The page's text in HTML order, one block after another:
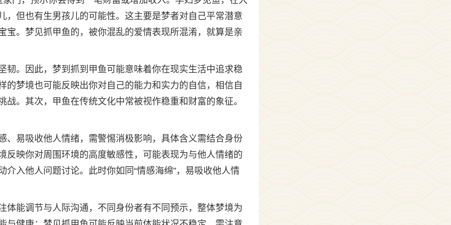
，但也有生男孩儿的可能性。这主要是梦者对自己平常潜意
宝。梦见抓甲鱼的，被你混乱的爱情表现所混淆，就算是亲
韧。因此，梦到抓到甲鱼可能意味着你在现实生活中追求稳
的梦境也可能反映出你对自己的能力和实力的自信，相信自
。其次，甲鱼在传统文化中常被视作稳重和财富的象征。
、易吸收他人情绪，需警惕消极影响，具体含义需结合身份
反映你对周围环境的高度敏感性，可能表现为与他人情绪的
入他人问题讨论。此时你如同“情感海绵”，易吸收他人情
体能调节与人际沟通，不同身份者有不同预示，整体梦境为